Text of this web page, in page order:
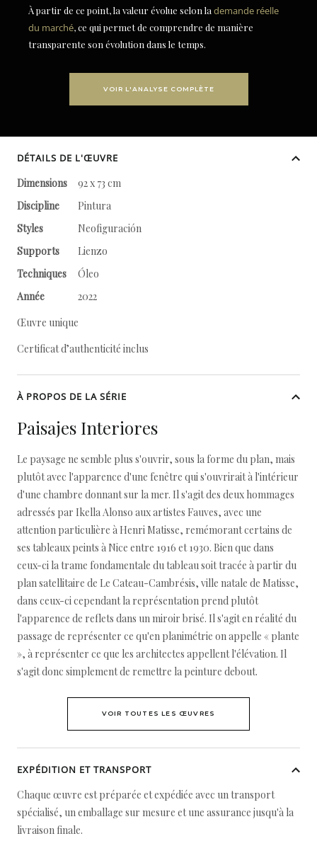
À partir de ce point, la valeur évolue selon la demande réelle
du marché, ce qui permet de comprendre de manière
transparente son évolution dans le temps.
VOIR L'ANALYSE COMPLÈTE
DÉTAILS DE L'ŒUVRE
Dimensions
92 x 73 cm
Discipline
Pintura
Styles
Neofiguración
Supports
Lienzo
Techniques
Óleo
Année
2022
Œuvre unique
Certificat d’authenticité inclus
À PROPOS DE LA SÉRIE
Paisajes Interiores
Le paysage ne semble plus s'ouvrir, sous la forme du plan, mais
plutôt avec l'apparence d'une fenêtre qui s'ouvrirait à l'intérieur
d'une chambre donnant sur la mer. Il s'agit des deux hommages
adressés par Ikella Alonso aux artistes Fauves, avec une
attention particulière à Henri Matisse, remémorant certains de
ses tableaux peints à Nice entre 1916 et 1930. Bien que dans
ceux-ci la trame fondamentale du tableau soit tracée à partir du
plan satellitaire de Le Cateau-Cambrésis, ville natale de Matisse,
dans ceux-ci cependant la représentation prend plutôt
l'apparence de reflets dans un miroir brisé. Il s'agit en réalité du
passage de représenter ce qu'en planimétrie on appelle « plante
», à représenter ce que les architectes appellent l'élévation. Il
s'agit donc simplement de remettre la peinture debout.
VOIR TOUTES LES ŒUVRES
EXPÉDITION ET TRANSPORT
Chaque œuvre est préparée et expédiée avec un transport
spécialisé, un emballage sur mesure et une assurance jusqu'à la
livraison finale.